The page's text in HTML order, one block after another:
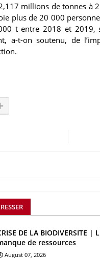
millions de tonnes à
plus de 20 000
t entre 2018 et 2019,
a-t-on soutenu, de
DE LA BIODIVERSITE |
de ressources
August 07, 2026